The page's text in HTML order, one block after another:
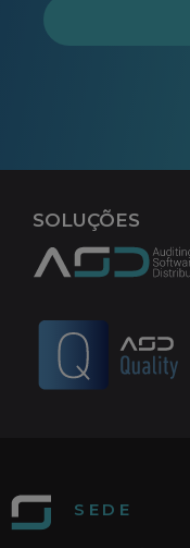
SOLUÇÕES